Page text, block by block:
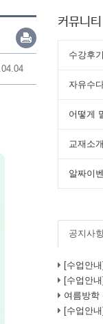
커뮤니티
수강후기
자유수
어떻게
교재소개
알짜이
공지사
[수업안
[수업안
여름방학
[수업안